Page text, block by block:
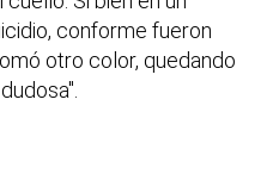
conforme fueron
otro color, quedando